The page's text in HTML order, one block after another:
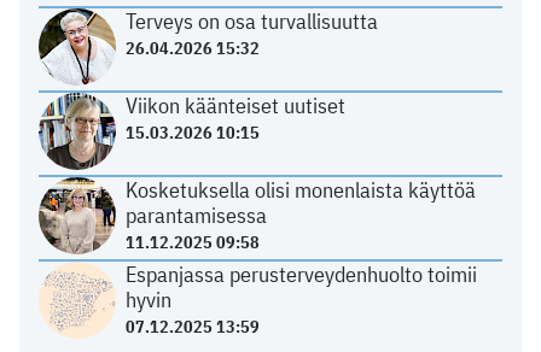
Terveys on osa turvallisuutta
26.04.2026 15:32
Viikon käänteiset uutiset
15.03.2026 10:15
Kosketuksella olisi monenlaista käyttöä
parantamisessa
11.12.2025 09:58
Espanjassa perusterveydenhuolto toimii
hyvin
07.12.2025 13:59